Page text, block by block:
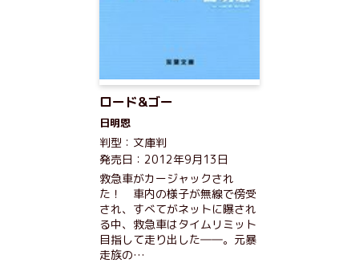
ロード&ゴー
日明恩
判型：文庫判
発売日：2012年9月13日
救急車がカージャックされ
た！ 車内の様子が無線で傍受
され、すべてがネットに曝され
る中、救急車はタイムリミット
目指して走り出した――。元暴
走族の…